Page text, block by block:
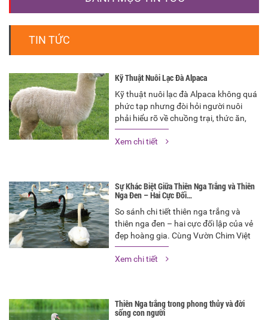
TIN TỨC
Kỹ Thuật Nuôi Lạc Đà Alpaca
Kỹ thuật nuôi lạc đà Alpaca không quá
phức tạp nhưng đòi hỏi người nuôi
phải hiểu rõ về chuồng trại, thức ăn,
chăm sóc và phòng bệnh
Xem chi tiết
Sự Khác Biệt Giữa Thiên Nga Trắng và Thiên
Nga Đen – Hai Cực Đối…
So sánh chi tiết thiên nga trắng và
thiên nga đen – hai cực đối lập của vẻ
đẹp hoàng gia. Cùng Vườn Chim Việt
khám phá ý nghĩa, đặc điểm và lựa
chọn loài thiên nga phù hợp cho không
Xem chi tiết
Thiên Nga trắng trong phong thủy và đời
sống con người